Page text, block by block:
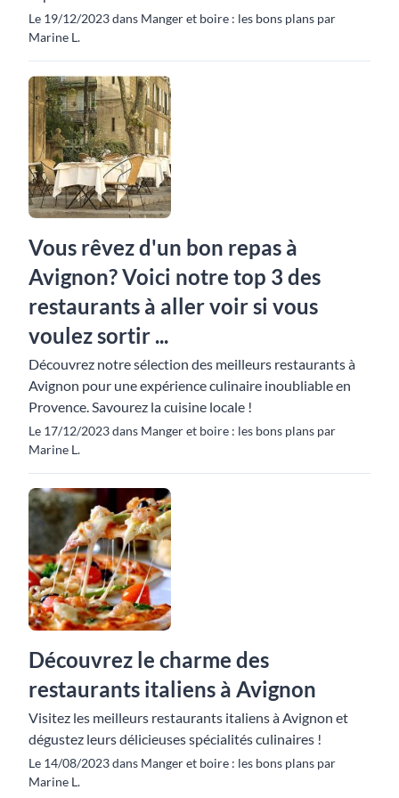
Le 19/12/2023 dans Manger et boire : les bons plans par
Marine L.
Vous rêvez d'un bon repas à
Avignon? Voici notre top 3 des
restaurants à aller voir si vous
voulez sortir ...
Découvrez notre sélection des meilleurs restaurants à
Avignon pour une expérience culinaire inoubliable en
Provence. Savourez la cuisine locale !
Le 17/12/2023 dans Manger et boire : les bons plans par
Marine L.
Découvrez le charme des
restaurants italiens à Avignon
Visitez les meilleurs restaurants italiens à Avignon et
dégustez leurs délicieuses spécialités culinaires !
Le 14/08/2023 dans Manger et boire : les bons plans par
Marine L.